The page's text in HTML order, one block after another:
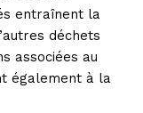
entraînent la
déchets
associées au
également à la